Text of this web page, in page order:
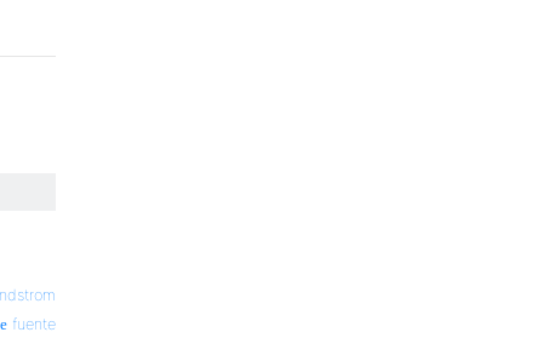
fuente